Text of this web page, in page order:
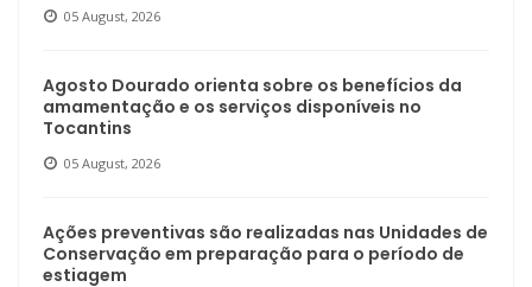
05 August, 2026
Agosto Dourado orienta sobre os benefícios da
amamentação e os serviços disponíveis no
Tocantins
05 August, 2026
Ações preventivas são realizadas nas Unidades de
Conservação em preparação para o período de
estiagem